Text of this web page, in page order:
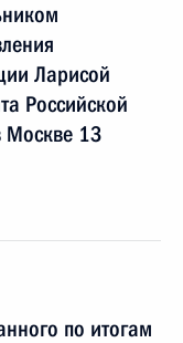
Ларисой
Российской
Москве 13
по итогам